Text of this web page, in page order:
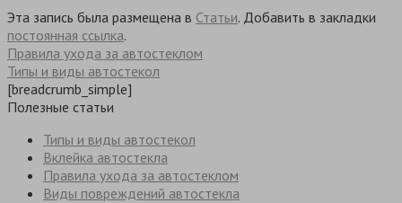
Эта запись была размещена в Статьи. Добавить в закладки
постоянная ссылка.
Правила ухода за автостеклом
Типы и виды автостекол
[breadcrumb_simple]
Полезные статьи
Типы и виды автостекол
Вклейка автостекла
Правила ухода за автостеклом
Виды повреждений автостекла